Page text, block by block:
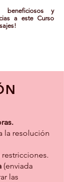
beneficiosos y
a este Curso
la resolución
(enviada
las